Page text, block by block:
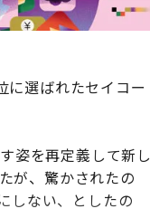
に選ばれたセイコー
姿を再定義して新し
が、驚かされたの
しない、としたの